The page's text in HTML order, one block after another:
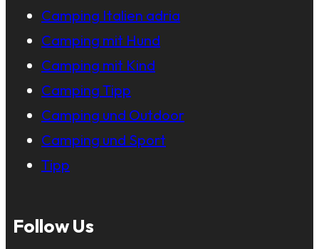
Camping Italien adria
Camping mit Hund
Camping mit Kind
Camping Tipp
Camping und Outdoor
Camping und Sport
Tipp
Follow Us